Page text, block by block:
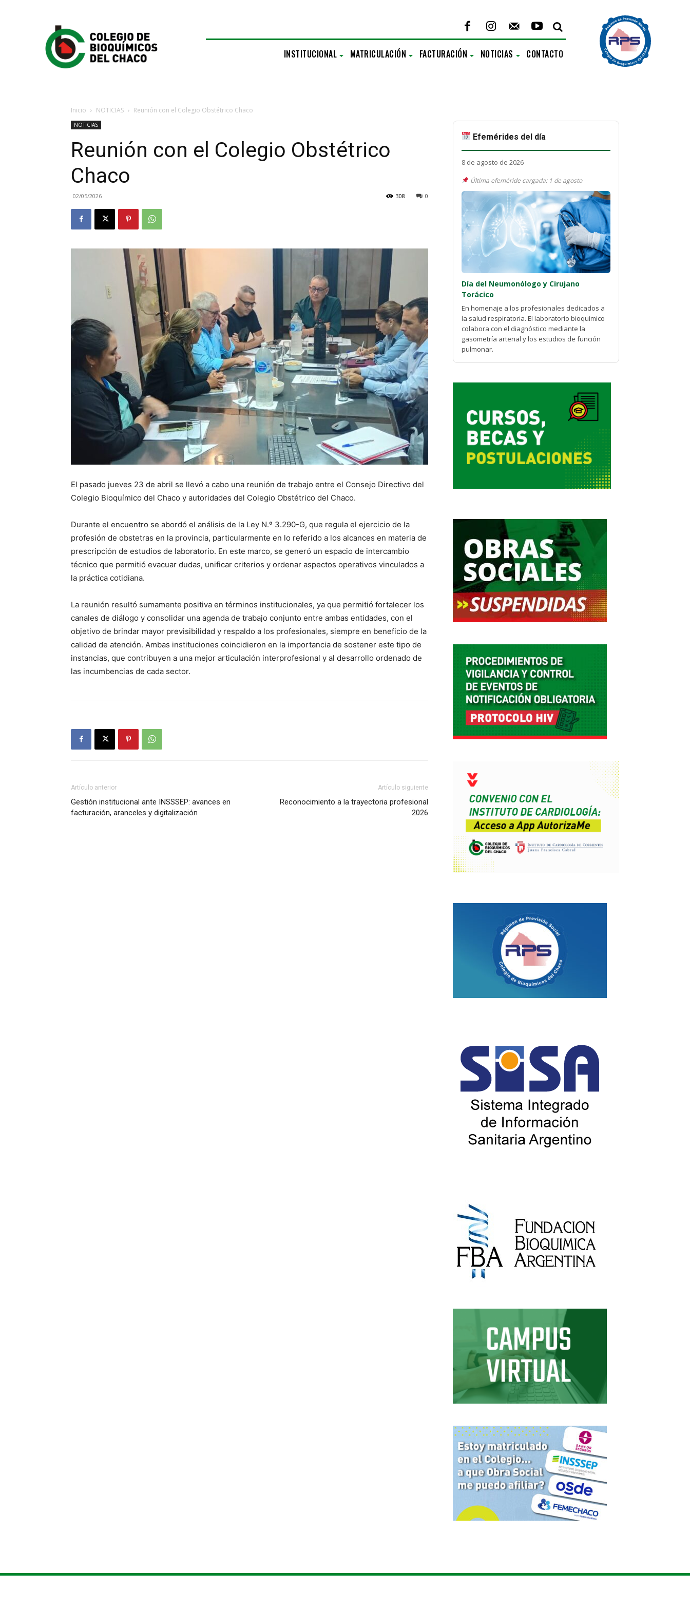
INSTITUCIONAL MATRICULACIÓN FACTURACIÓN NOTICIAS CONTACTO
Inicio NOTICIAS Reunión con el Colegio Obstétrico Chaco
NOTICIAS
Reunión con el Colegio Obstétrico
Chaco
02/05/2026 0
308
El pasado jueves 23 de abril se llevó a cabo una reunión de trabajo entre el Consejo Directivo del
Colegio Bioquímico del Chaco y autoridades del Colegio Obstétrico del Chaco.
Durante el encuentro se abordó el análisis de la Ley N.º 3.290-G, que regula el ejercicio de la
profesión de obstetras en la provincia, particularmente en lo referido a los alcances en materia de
prescripción de estudios de laboratorio. En este marco, se generó un espacio de intercambio
técnico que permitió evacuar dudas, unificar criterios y ordenar aspectos operativos vinculados a
la práctica cotidiana.
La reunión resultó sumamente positiva en términos institucionales, ya que permitió fortalecer los
canales de diálogo y consolidar una agenda de trabajo conjunto entre ambas entidades, con el
objetivo de brindar mayor previsibilidad y respaldo a los profesionales, siempre en beneficio de la
calidad de atención. Ambas instituciones coincidieron en la importancia de sostener este tipo de
instancias, que contribuyen a una mejor articulación interprofesional y al desarrollo ordenado de
las incumbencias de cada sector.
Artículo anterior
Gestión institucional ante INSSSEP: avances en
facturación, aranceles y digitalización
Artículo siguiente
Reconocimiento a la trayectoria profesional
2026
Efemérides del día
8 de agosto de 2026
Última efeméride cargada: 1 de agosto
Día del Neumonólogo y Cirujano
Torácico
En homenaje a los profesionales dedicados a
la salud respiratoria. El laboratorio bioquímico
colabora con el diagnóstico mediante la
gasometría arterial y los estudios de función
pulmonar.